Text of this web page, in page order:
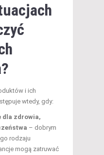
i ich
wtedy, gdy:
dla zdrowia,
– dobrym
rodzaju
mogą zatruwać